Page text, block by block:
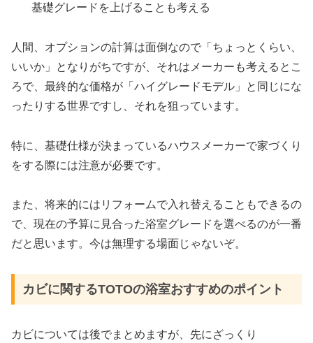
基礎グレードを上げることも考える
人間、オプションの計算は面倒なので「ちょっとくらい、
いいか」となりがちですが、それはメーカーも考えるとこ
ろで、最終的な価格が「ハイグレードモデル」と同じにな
ったりする世界ですし、それを狙っています。
特に、基礎仕様が決まっているハウスメーカーで家づくり
をする際には注意が必要です。
また、将来的にはリフォームで入れ替えることもできるの
で、現在の予算に見合った浴室グレードを選べるのが一番
だと思います。今は無理する場面じゃないぞ。
カビに関するTOTOの浴室おすすめのポイント
カビについては後でまとめますが、先にざっくり